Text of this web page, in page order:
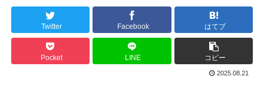
Twitter Facebook はてブ
Pocket LINE コピー
2025.08.21